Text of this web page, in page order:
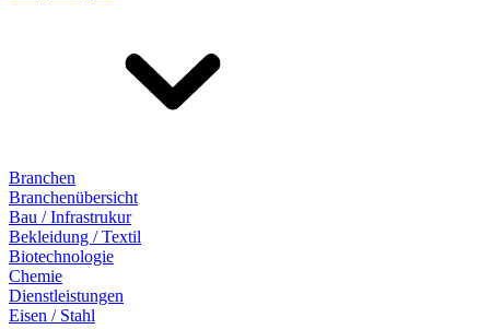
Branchen
Branchenübersicht
Bau / Infrastrukur
Bekleidung / Textil
Biotechnologie
Chemie
Dienstleistungen
Eisen / Stahl